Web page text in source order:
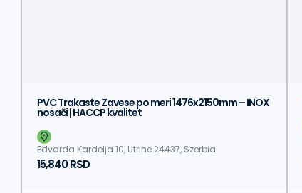
PVC Trakaste Zavese po meri 1476x2150mm – INOX
nosači | HACCP kvalitet
Edvarda Kardelja 10, Utrine 24437, Szerbia
15,840 RSD